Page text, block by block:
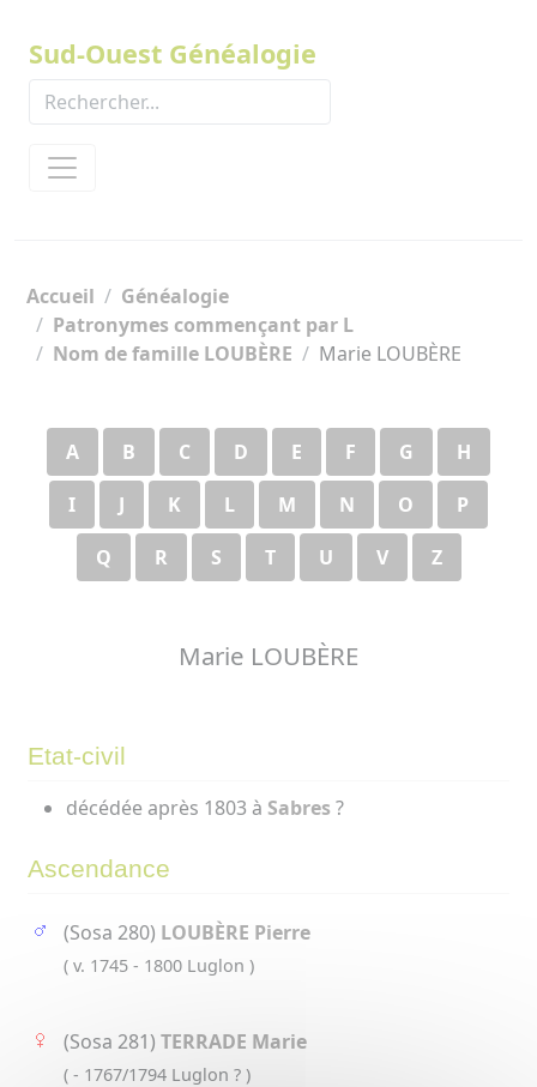
Sud-Ouest Généalogie
Accueil
Généalogie
Patronymes commençant par L
Nom de famille LOUBÈRE
Marie LOUBÈRE
A B C D E F G
H
I
J K L M N O
P
Q
R S T U V Z
Marie LOUBÈRE
Etat-civil
décédée après 1803 à Sabres ?
Ascendance
(Sosa 280) LOUBÈRE Pierre
( v. 1745 - 1800 Luglon )
(Sosa 281) TERRADE Marie
( - 1767/1794 Luglon ? )